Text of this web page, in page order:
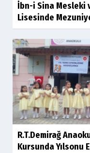
İbn-i Sina Mesleki
Lisesinde
R.T.Demirağ
Kursunda Yılsonu